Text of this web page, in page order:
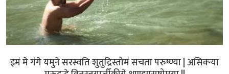
इमं मे गंगे यमुने सरस्वति शुतुद्रिस्तोमं सचता परुष्ण्या | असिक्न्या